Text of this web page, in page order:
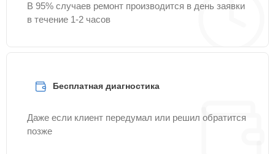
В 95% случаев ремонт производится в день заявки
в течение 1-2 часов
Бесплатная диагностика
Даже если клиент передумал или решил обратится
позже